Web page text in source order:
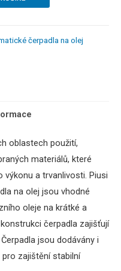
čerpadla na olej
oblastech použití,
materiálů, které
výkonu a trvanlivosti. Piusi
na olej jsou vhodné
oleje na krátké a
konstrukci čerpadla zajišťují
Čerpadla jsou dodávány i
pro zajištění stabilní